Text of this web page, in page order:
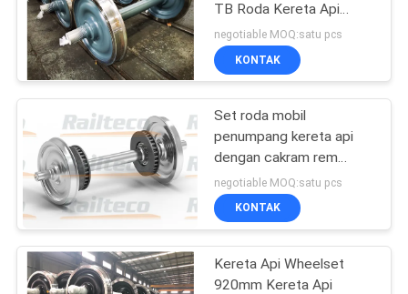
Wagon tangki kereta
api
Kereta api flatbed
TB Roda Kereta Api
Standar dan Axle
Assembly
negotiable MOQ:satu pcs
KONTAK
Set roda mobil
penumpang kereta api
dengan cakram rem
Stabilitas yang baik
Desain manusiawi
negotiable MOQ:satu pcs
KONTAK
Kereta Api Wheelset
920mm Kereta Api